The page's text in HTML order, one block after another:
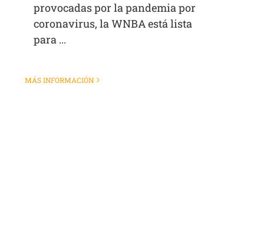
provocadas por la pandemia por
coronavirus, la WNBA está lista
para ...
MÁS INFORMACIÓN